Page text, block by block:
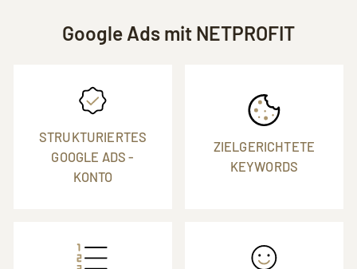
Google Ads mit NETPROFIT
STRUKTURIERTES
GOOGLE ADS -
KONTO
ZIELGERICHTETE
KEYWORDS